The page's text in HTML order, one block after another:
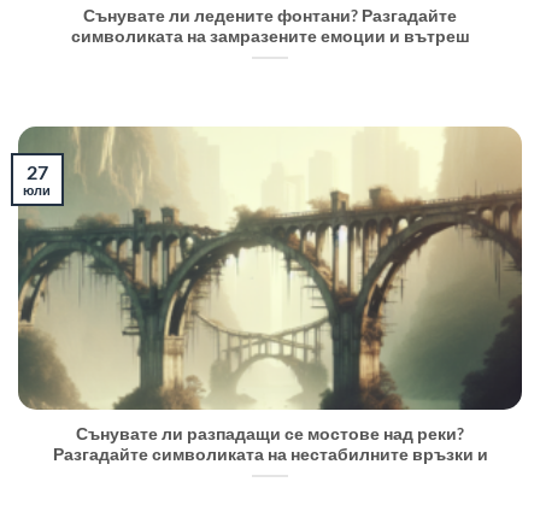
Сънувате ли ледените фонтани? Разгадайте
символиката на замразените емоции и вътреш
Сънувате ли разпадащи се мостове над реки?
Разгадайте символиката на нестабилните връзки и
27
юли